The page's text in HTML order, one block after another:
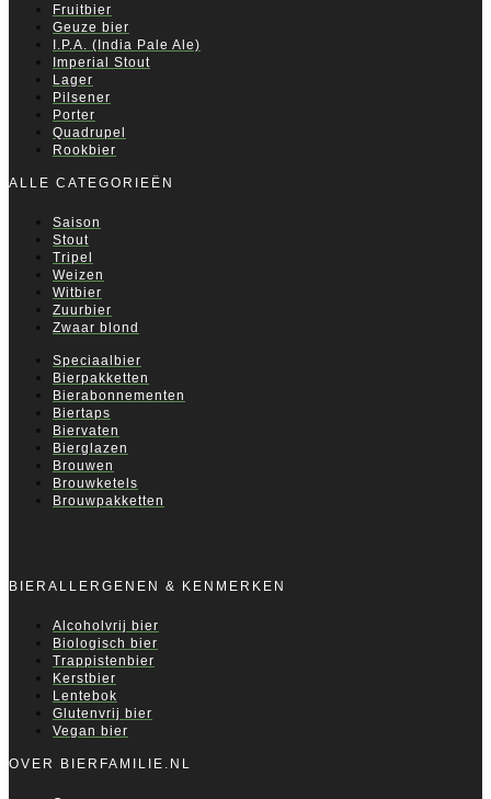
Fruitbier
Geuze bier
I.P.A. (India Pale Ale)
Imperial Stout
Lager
Pilsener
Porter
Quadrupel
Rookbier
ALLE CATEGORIEËN
Saison
Stout
Tripel
Weizen
Witbier
Zuurbier
Zwaar blond
Speciaalbier
Bierpakketten
Bierabonnementen
Biertaps
Biervaten
Bierglazen
Brouwen
Brouwketels
Brouwpakketten
BIERALLERGENEN & KENMERKEN
Alcoholvrij bier
Biologisch bier
Trappistenbier
Kerstbier
Lentebok
Glutenvrij bier
Vegan bier
OVER BIERFAMILIE.NL